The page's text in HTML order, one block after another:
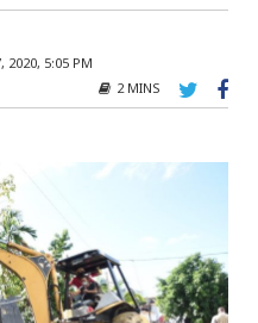
2020, 5:05 PM
2 MINS